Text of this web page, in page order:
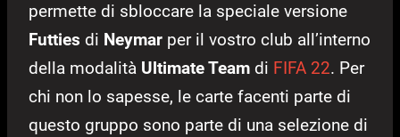
permette di sbloccare la speciale versione
Futties di Neymar per il vostro club all’interno
della modalità Ultimate Team di FIFA 22. Per
chi non lo sapesse, le carte facenti parte di
questo gruppo sono parte di una selezione di